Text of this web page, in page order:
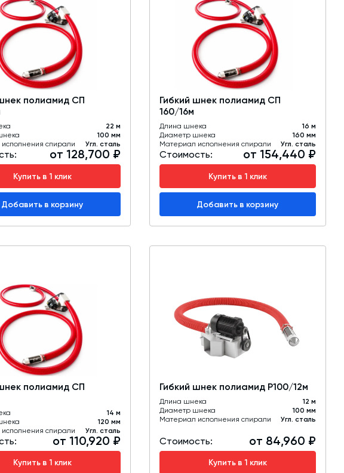
полиамид СП
22 м
100 мм
спирали
Угл. сталь
от 128,700 ₽
Купить в 1 клик
Добавить в корзину
Гибкий шнек полиамид СП
160/16м
Длина шнека
16 м
Диаметр шнека
160 мм
Материал исполнения спирали
Угл. сталь
Стоимость: от 154,440 ₽
Купить в 1 клик
Добавить в корзину
полиамид СП
14 м
120 мм
спирали
Угл. сталь
от 110,920 ₽
Купить в 1 клик
Гибкий шнек полиамид Р100/12м
Длина шнека
12 м
Диаметр шнека
100 мм
Материал исполнения спирали
Угл. сталь
Стоимость: от 84,960 ₽
Купить в 1 клик